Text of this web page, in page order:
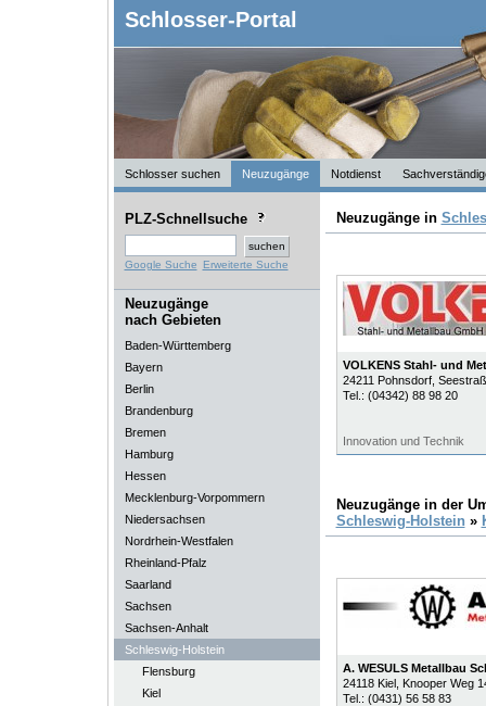
Schlosser-Portal
Schlosser suchen Neuzugänge Notdienst
PLZ-Schnellsuche
Google Suche Erweiterte Suche
Neuzugänge
nach Gebieten
Baden-Württemberg
Bayern
Berlin
Brandenburg
Bremen
Hamburg
Hessen
Mecklenburg-Vorpommern
Niedersachsen
Nordrhein-Westfalen
Rheinland-Pfalz
Saarland
Sachsen
Sachsen-Anhalt
Schleswig-Holstein
Flensburg
Kiel
Neuzugänge in
VOLKENS Stahl- und
24211 Pohnsdorf,
Tel.: (04342) 88 98 20
Innovation und Technik
Neuzugänge in der
Schleswig-Holstein »
A. WESULS Metallbau
24118 Kiel, Knooper Weg
Tel.: (0431) 56 58 83